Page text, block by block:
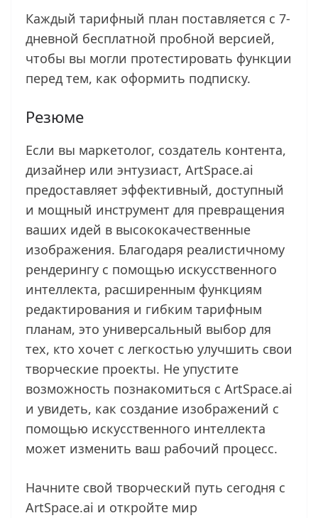
Каждый тарифный план поставляется с 7-
дневной бесплатной пробной версией,
чтобы вы могли протестировать функции
перед тем, как оформить подписку.
Резюме
Если вы маркетолог, создатель контента,
дизайнер или энтузиаст, ArtSpace.ai
предоставляет эффективный, доступный
и мощный инструмент для превращения
ваших идей в высококачественные
изображения. Благодаря реалистичному
рендерингу с помощью искусственного
интеллекта, расширенным функциям
редактирования и гибким тарифным
планам, это универсальный выбор для
тех, кто хочет с легкостью улучшить свои
творческие проекты. Не упустите
возможность познакомиться с ArtSpace.ai
и увидеть, как создание изображений с
помощью искусственного интеллекта
может изменить ваш рабочий процесс.
Начните свой творческий путь сегодня с
ArtSpace.ai и откройте мир